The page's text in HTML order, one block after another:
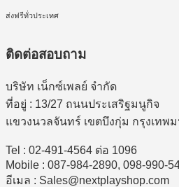
ส่งฟรีทั่วประเทศ
ติดต่อสอบถาม
บริษัท เน็กซ์เพลย์ จำกัด
ที่อยู่ : 13/27 ถนนประเสริฐมนูกิจ
แขวงนวลจันทร์ เขตบึงกุ่ม กรุงเทพ
Tel : 02-491-4564 ต่อ 1096
Mobile : 087-984-2890, 098-990-
อีเมล : Sales@nextplayshop.com